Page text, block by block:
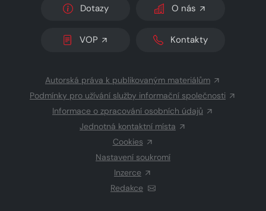
Dotazy O nás
VOP Kontakty
Autorská práva k publikovaným materiálům
Podmínky pro užívání služby informační společnosti
Informace o zpracování osobních údajů
Jednotná kontaktní místa
Cookies
Nastavení soukromí
Inzerce
Redakce